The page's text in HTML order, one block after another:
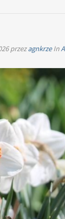
przezagnkrzeIn